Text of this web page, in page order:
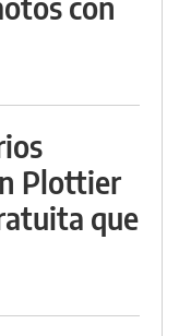
Plottier
que